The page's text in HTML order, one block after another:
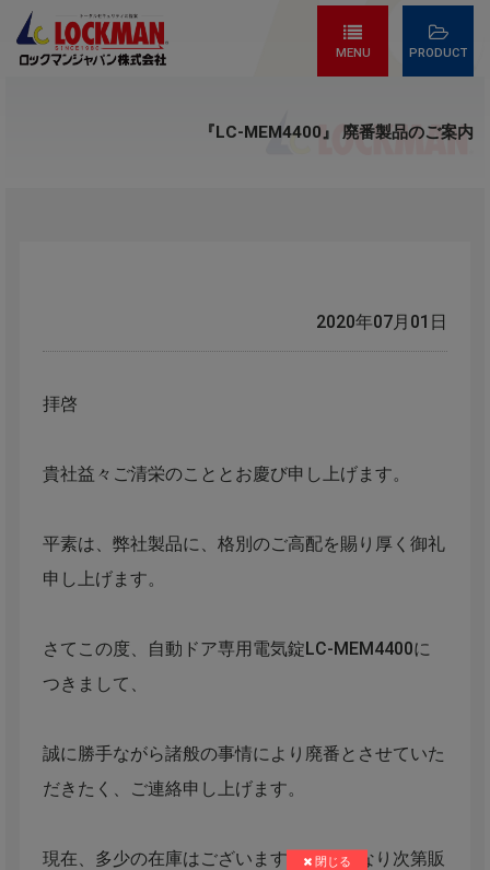
MENU PRODUCT
『LC-MEM4400』 廃番製品のご案内
2020年07月01日
拝啓
貴社益々ご清栄のこととお慶び申し上げます。
平素は、弊社製品に、格別のご高配を賜り厚く御礼
申し上げます。
さてこの度、自動ドア専用電気錠LC-MEM4400に
つきまして、
誠に勝手ながら諸般の事情により廃番とさせていた
だきたく、ご連絡申し上げます。
現在、多少の在庫はございますが、無くなり次第販